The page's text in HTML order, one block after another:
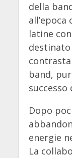
della
latine
destinato
band,
successo
Dopo
energie
La